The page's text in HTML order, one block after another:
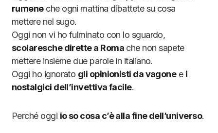
rumeneche ogni mattina dibattete su cosa
mettere nel sugo.
Oggi non vi ho fulminato con lo sguardo,
scolaresche dirette a Romache non sapete
mettere insieme due parole in italiano.
Oggi ho ignorato gli opinionisti da vagonee i
nostalgici dell’invettiva facile.
Perché oggi io so cosa c’è alla fine dell’universo.